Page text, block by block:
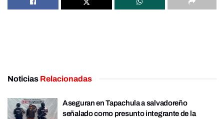
Noticias Relacionadas
Aseguran en Tapachula a salvadoreño
señalado como presunto integrante de la